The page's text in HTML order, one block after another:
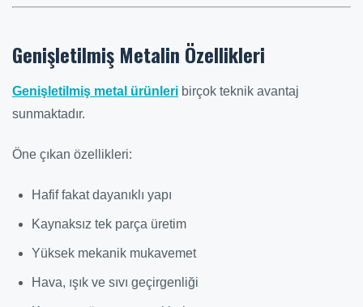
Genişletilmiş Metalin Özellikleri
Genişletilmiş metal ürünleri birçok teknik avantaj
sunmaktadır.
Öne çıkan özellikleri:
Hafif fakat dayanıklı yapı
Kaynaksız tek parça üretim
Yüksek mekanik mukavemet
Hava, ışık ve sıvı geçirgenliği